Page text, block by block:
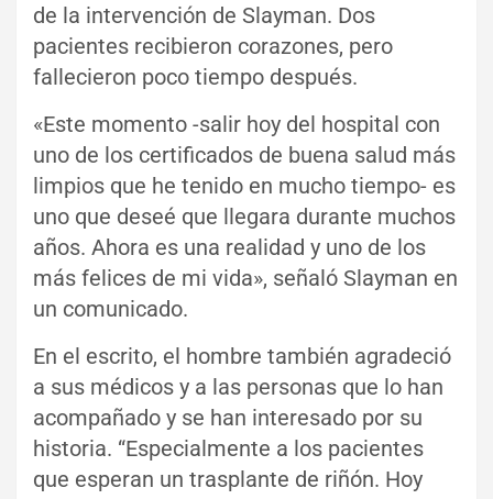
de la intervención de Slayman. Dos
pacientes recibieron corazones, pero
fallecieron poco tiempo después.
«Este momento -salir hoy del hospital con
uno de los certificados de buena salud más
limpios que he tenido en mucho tiempo- es
uno que deseé que llegara durante muchos
años. Ahora es una realidad y uno de los
más felices de mi vida», señaló Slayman en
un comunicado.
En el escrito, el hombre también agradeció
a sus médicos y a las personas que lo han
acompañado y se han interesado por su
historia. “Especialmente a los pacientes
que esperan un trasplante de riñón. Hoy